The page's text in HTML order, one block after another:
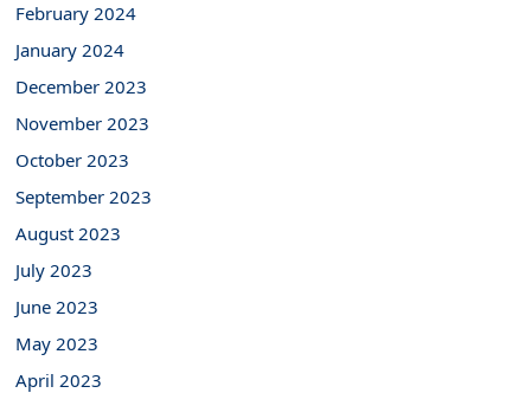
February 2024
January 2024
December 2023
November 2023
October 2023
September 2023
August 2023
July 2023
June 2023
May 2023
April 2023